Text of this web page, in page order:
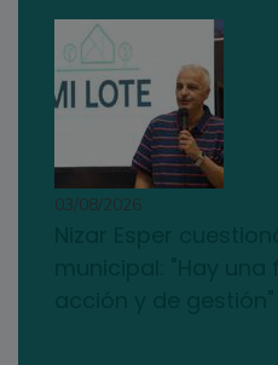
03/08/2026